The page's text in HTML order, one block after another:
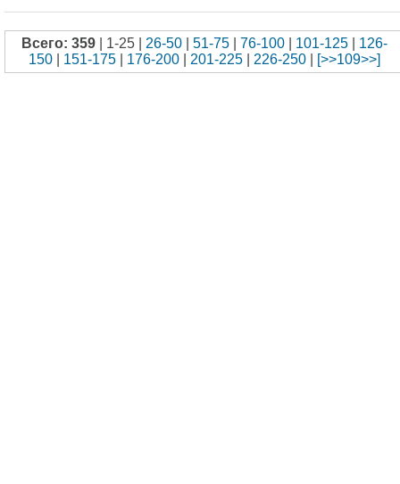
Всего: 359 | 1-25 | 26-50 51-75 76-100 101-125
126-
150
151-175 176-200 201-225 226-250 [>>109>>]